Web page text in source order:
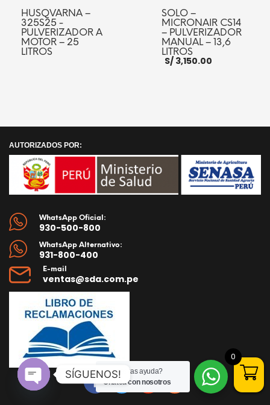
HUSQVARNA –
325S25 -
PULVERIZADOR A
MOTOR – 25
LITROS
SOLO –
MICRONAIR CS14
– PULVERIZADOR
MANUAL – 13,6
LITROS
S/3,150.00
AUTORIZADOS POR:
WhatsApp Oficial:
930-500-800
WhatsApp Alternativo:
931-800-400
E-mail
ventas@sda.com.pe
¿Necesitas ayuda?
Chatea con nosotros
0
SÍGUENOS!